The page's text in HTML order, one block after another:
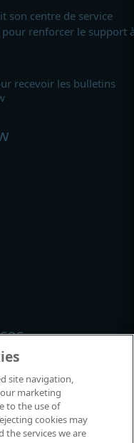
son centre de service
pour renforcer le support
recevoir les bulletins
site navigation,
marketing
to the use of
cookies may
the services we are